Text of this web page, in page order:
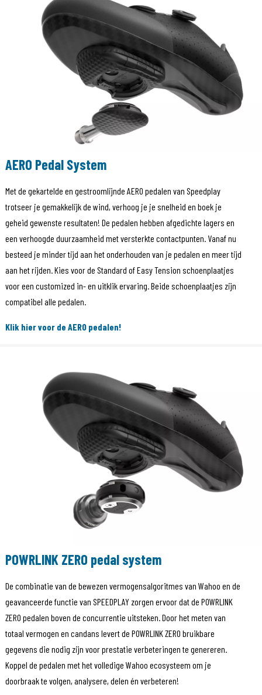
AERO Pedal System
Met de gekartelde en gestroomlijnde AERO pedalen van Speedplay
trotseer je gemakkelijk de wind, verhoog je je snelheid en boek je
geheid gewenste resultaten! De pedalen hebben afgedichte lagers en
een verhoogde duurzaamheid met versterkte contactpunten. Vanaf nu
besteed je minder tijd aan het onderhouden van je pedalen en meer tijd
aan het rijden. Kies voor de Standard of Easy Tension schoenplaatjes
voor een customized in- en uitklik ervaring. Beide schoenplaatjes zijn
compatibel alle pedalen.
Klik hier voor de AERO pedalen!
POWRLINK ZERO pedal system
De combinatie van de bewezen vermogensalgoritmes van Wahoo en de
geavanceerde functie van SPEEDPLAY zorgen ervoor dat de POWRLINK
ZERO pedalen boven de concurrentie uitsteken. Door het meten van
totaal vermogen en candans levert de POWRLINK ZERO bruikbare
gegevens die nodig zijn voor prestatie verbeteringen te genereren.
Koppel de pedalen met het volledige Wahoo ecosysteem om je
doorbraak te volgen, analysere, delen én verbeteren!